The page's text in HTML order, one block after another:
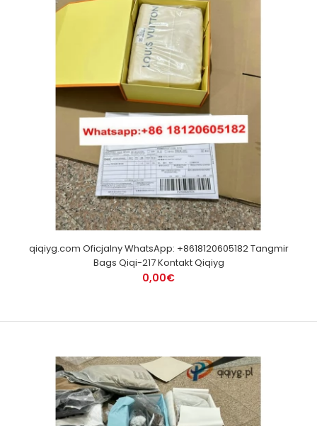
qiqiyg.com Oficjalny WhatsApp: +8618120605182 Tangmir
Bags Qiqi-217 Kontakt Qiqiyg
0,00€